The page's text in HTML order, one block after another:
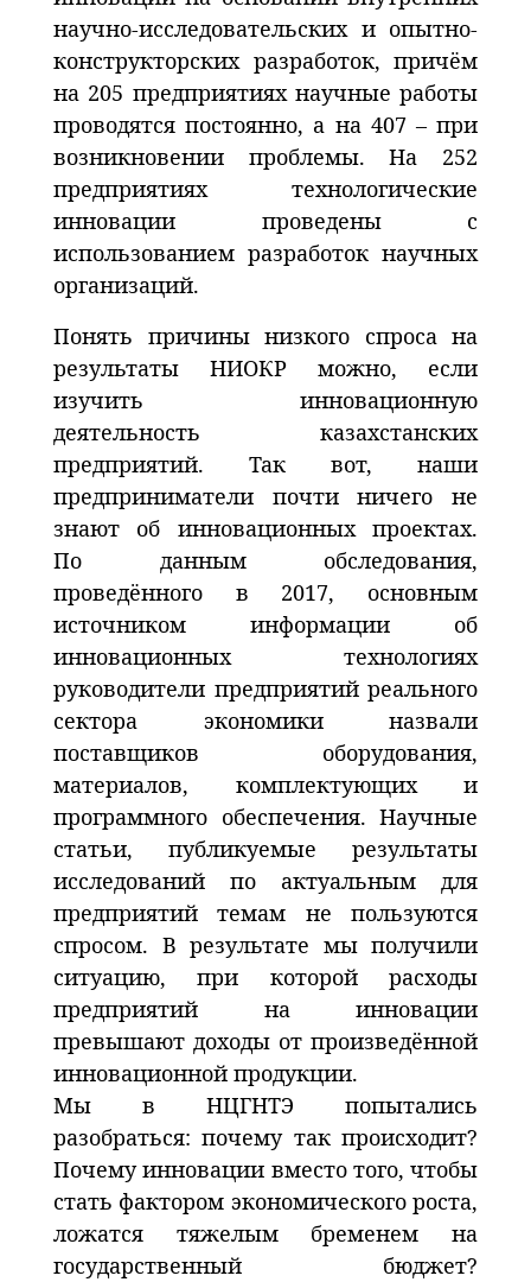
научно-исследовательских и опытно-
конструкторских разработок, причём
на 205 предприятиях научные работы
проводятся постоянно, а на 407 – при
возникновении проблемы. На 252
предприятиях технологические
инновации проведены с
использованием разработок научных
организаций.
Понять причины низкого спроса на
результаты НИОКР можно, если
изучить инновационную
деятельность казахстанских
предприятий. Так вот, наши
предприниматели почти ничего не
знают об инновационных проектах.
По данным обследования,
проведённого в 2017, основным
источником информации об
инновационных технологиях
руководители предприятий реального
сектора экономики назвали
поставщиков оборудования,
материалов, комплектующих и
программного обеспечения. Научные
статьи, публикуемые результаты
исследований по актуальным для
предприятий темам не пользуются
спросом. В результате мы получили
ситуацию, при которой расходы
предприятий на инновации
превышают доходы от произведённой
инновационной продукции.
Мы в НЦГНТЭ попытались
разобраться: почему так происходит?
Почему инновации вместо того, чтобы
стать фактором экономического роста,
ложатся тяжелым бременем на
государственный бюджет?